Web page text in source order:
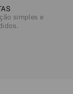
simples e
nos
contar
mais
sobre